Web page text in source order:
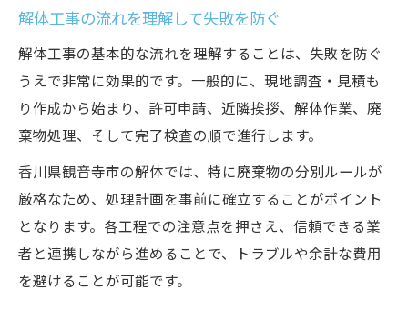
複数見積もりで解体価格を安くする方法
自治体や補助金制度の賢い活用術
費用トラブルを防ぐための注意点
無駄のない解体計画で予算内に収める
解体工事の流れを理解して失敗を防ぐ
解体工事の基本的な流れを理解することは、失敗を防ぐ
うえで非常に効果的です。一般的に、現地調査・見積も
り作成から始まり、許可申請、近隣挨拶、解体作業、廃
棄物処理、そして完了検査の順で進行します。
香川県観音寺市の解体では、特に廃棄物の分別ルールが
厳格なため、処理計画を事前に確立することがポイント
となります。各工程での注意点を押さえ、信頼できる業
者と連携しながら進めることで、トラブルや余計な費用
を避けることが可能です。